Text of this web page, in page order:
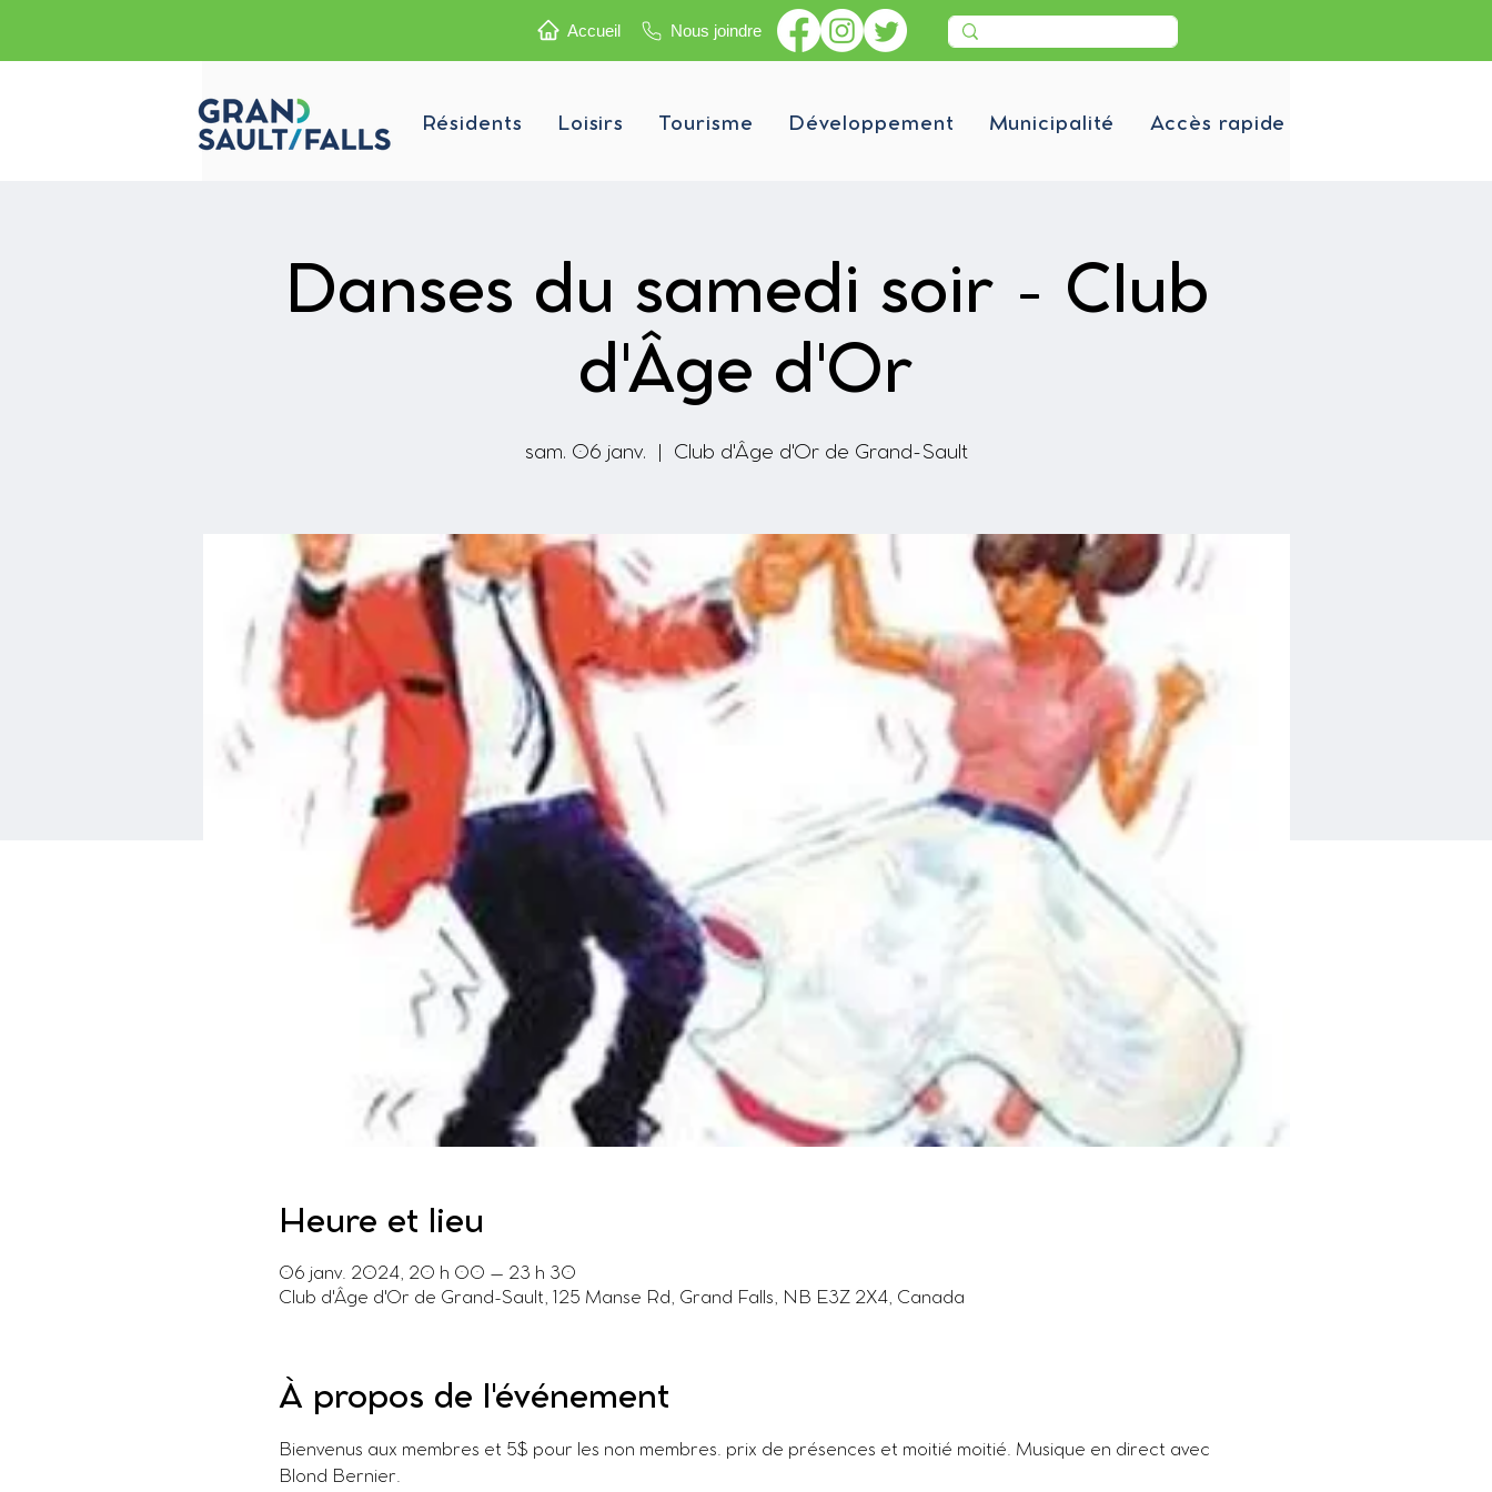
Accueil Nous joindre
Résidents Loisirs Tourisme Développement Municipalité Accès rapide
Danses du samedi soir - Club
d'Âge d'Or
sam. 06 janv. Club d'Âge d'Or de Grand-Sault
Heure et lieu
06 janv. 2024, 20 h 00 – 23 h 30
Club d'Âge d'Or de Grand-Sault, 125 Manse Rd, Grand Falls, NB E3Z 2X4, Canada
À propos de l'événement
Bienvenus aux membres et 5$ pour les non membres. prix de présences et moitié moitié. Musique en direct avec
Blond Bernier.